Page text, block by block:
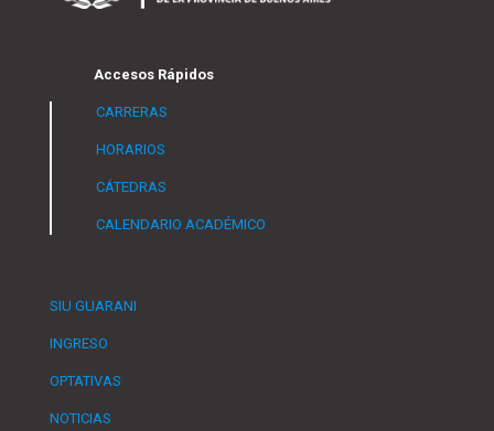
Accesos Rápidos
CARRERAS
HORARIOS
CÁTEDRAS
CALENDARIO ACADÉMICO
SIU GUARANI
INGRESO
OPTATIVAS
NOTICIAS